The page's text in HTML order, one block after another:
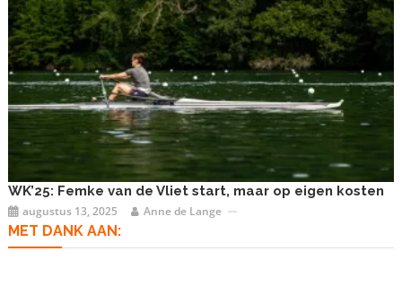
WK’25: Femke van de Vliet start, maar op eigen kosten
augustus 13, 2025 Anne de Lange
MET DANK AAN: